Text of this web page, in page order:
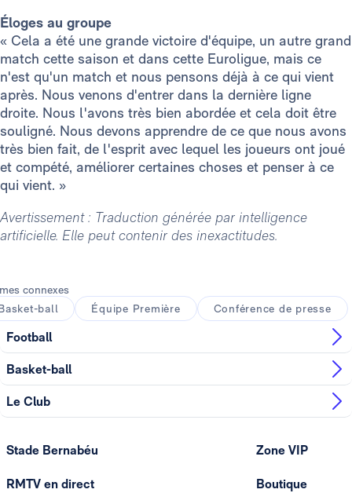
Éloges au groupe
« Cela a été une grande victoire d'équipe, un autre grand
match cette saison et dans cette Euroligue, mais ce
n'est qu'un match et nous pensons déjà à ce qui vient
après. Nous venons d'entrer dans la dernière ligne
droite. Nous l'avons très bien abordée et cela doit être
souligné. Nous devons apprendre de ce que nous avons
très bien fait, de l'esprit avec lequel les joueurs ont joué
et compété, améliorer certaines choses et penser à ce
qui vient. »
Avertissement : Traduction générée par intelligence
artificielle. Elle peut contenir des inexactitudes.
connexes
ball
Équipe Première Conférence de presse
Football
Basket-ball
Le Club
Stade Bernabéu
RMTV en direct
Zone VIP
Boutique